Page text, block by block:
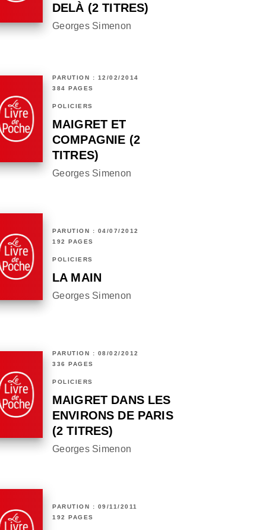
DELÀ (2 TITRES)
Georges Simenon
PARUTION : 12/02/2014
384 PAGES
POLICIERS
MAIGRET ET
COMPAGNIE (2
TITRES)
Georges Simenon
PARUTION : 04/07/2012
192 PAGES
POLICIERS
LA MAIN
Georges Simenon
PARUTION : 08/02/2012
336 PAGES
POLICIERS
MAIGRET DANS LES
ENVIRONS DE PARIS
(2 TITRES)
Georges Simenon
PARUTION : 09/11/2011
192 PAGES